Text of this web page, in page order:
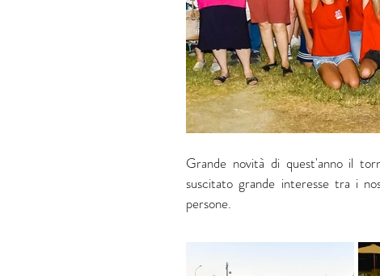
Grande novità di quest'anno il
suscitato grande interesse tra i
persone.